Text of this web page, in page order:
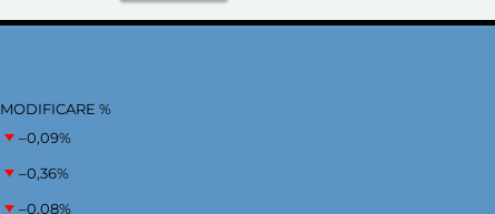
MODIFICARE %
–0,09%
–0,36%
–0,08%